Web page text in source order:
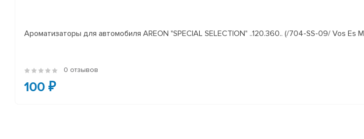
Ароматизаторы для автомобиля AREON "SPECIAL SELECTION" ..120.360.. (/704-SS-09/ Vos Es M
0 отзывов
100 ₽